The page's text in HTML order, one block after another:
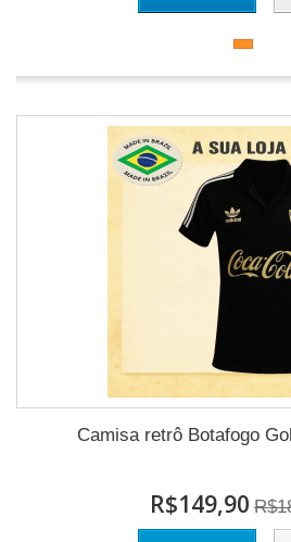
Camisa retrô Botafogo
R$149,90